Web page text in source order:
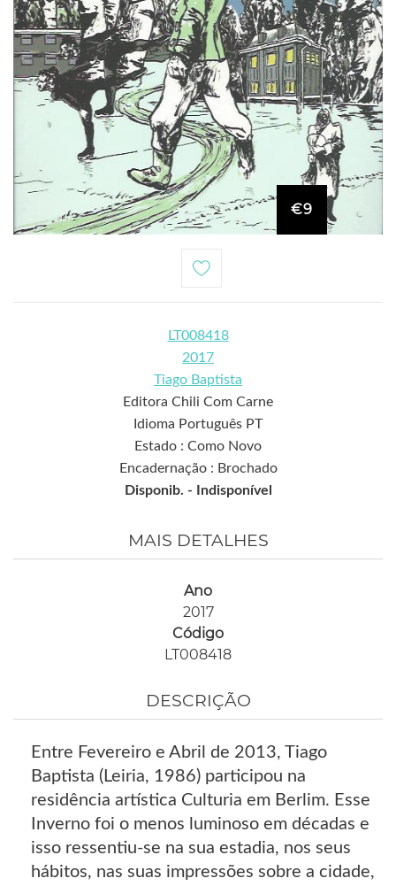
€9
LT008418
2017
Tiago Baptista
Editora Chili Com Carne
Idioma Português PT
Estado : Como Novo
Encadernação : Brochado
Disponib. -
Indisponível
MAIS DETALHES
Ano
2017
Código
LT008418
DESCRIÇÃO
Entre Fevereiro e Abril de 2013, Tiago
Baptista (Leiria, 1986) participou na
residência artística Culturia em Berlim. Esse
Inverno foi o menos luminoso em décadas e
isso ressentiu-se na sua estadia, nos seus
hábitos, nas suas impressões sobre a cidade,